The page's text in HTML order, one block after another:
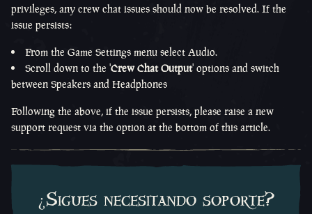
privileges, any crew chat issues should now be resolved. If the
issue persists:
From the Game Settings menu select Audio.
Scroll down to the 'Crew Chat Output' options and switch
between Speakers and Headphones
Following the above, if the issue persists, please raise a new
support request via the option at the bottom of this article.
¿Sigues necesitando soporte?